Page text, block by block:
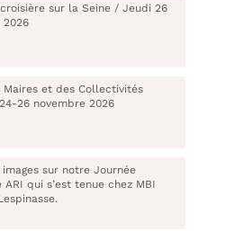
sur la Seine / Jeudi 26
2026
Maires et des Collectivités
26 novembre 2026
images sur notre Journée
ARI qui s’est tenue chez MBI